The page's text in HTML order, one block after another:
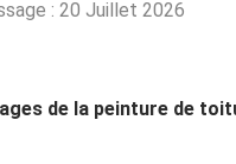
: 20 Juillet 2026
de la peinture de